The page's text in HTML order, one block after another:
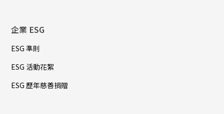
企業 ESG
ESG 準則
ESG 活動花絮
ESG 歷年慈善捐贈